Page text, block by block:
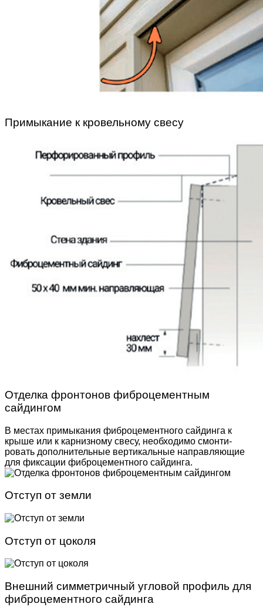
Примыкание к кровельному свесу
Отделка фронтонов фиброцементным
сайдингом
В местах примыкания фиброцементного сайдинга к
крыше или к карнизному свесу, необходимо смонти­
ровать дополнительные вертикальные направляю­щие
для фиксации фиброцементного сайдинга.
Отступ от земли
Отступ от цоколя
Внешний симметричный угловой профиль для
фиброцементного сайдинга